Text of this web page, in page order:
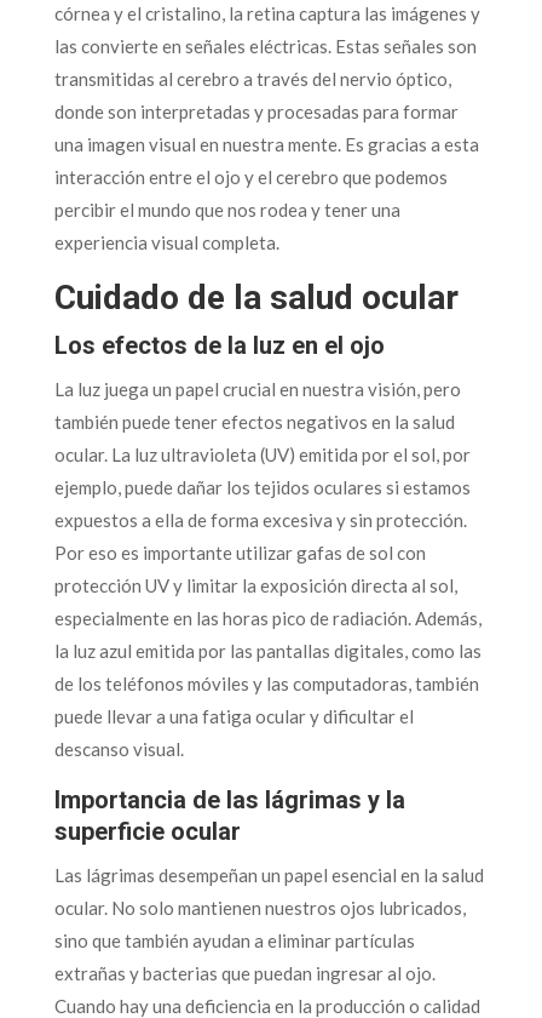
córnea y el cristalino, la retina captura las imágenes y
las convierte en señales eléctricas. Estas señales son
transmitidas al cerebro a través del nervio óptico,
donde son interpretadas y procesadas para formar
una imagen visual en nuestra mente. Es gracias a esta
interacción entre el ojo y el cerebro que podemos
percibir el mundo que nos rodea y tener una
experiencia visual completa.
Cuidado de la salud ocular
Los efectos de la luz en el ojo
La luz juega un papel crucial en nuestra visión, pero
también puede tener efectos negativos en la salud
ocular. La luz ultravioleta (UV) emitida por el sol, por
ejemplo, puede dañar los tejidos oculares si estamos
expuestos a ella de forma excesiva y sin protección.
Por eso es importante utilizar gafas de sol con
protección UV y limitar la exposición directa al sol,
especialmente en las horas pico de radiación. Además,
la luz azul emitida por las pantallas digitales, como las
de los teléfonos móviles y las computadoras, también
puede llevar a una fatiga ocular y dificultar el
descanso visual.
Importancia de las lágrimas y la
superficie ocular
Las lágrimas desempeñan un papel esencial en la salud
ocular. No solo mantienen nuestros ojos lubricados,
sino que también ayudan a eliminar partículas
extrañas y bacterias que puedan ingresar al ojo.
Cuando hay una deficiencia en la producción o calidad